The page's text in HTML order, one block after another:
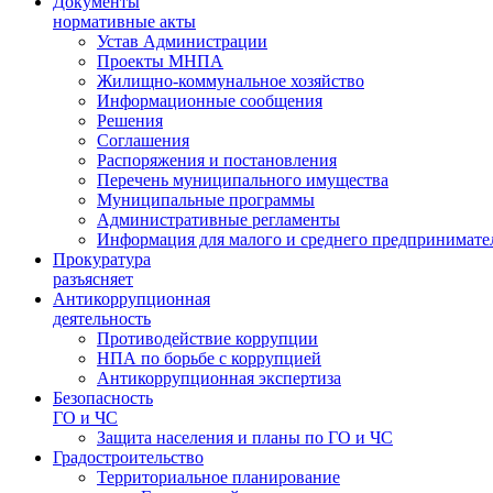
нормативные акты
Устав Администрации
Проекты МНПА
Жилищно-коммунальное хозяйство
Информационные сообщения
Решения
Соглашения
Распоряжения и постановления
Перечень муниципального имущества
Муниципальные программы
Административные регламенты
Информация для малого и среднего
Прокуратура
разъясняет
Антикоррупционная
деятельность
Противодействие коррупции
НПА по борьбе с коррупцией
Антикоррупционная экспертиза
Безопасность
ГО и ЧС
Защита населения и планы по ГО и ЧС
Градостроительство
Территориальное планирование